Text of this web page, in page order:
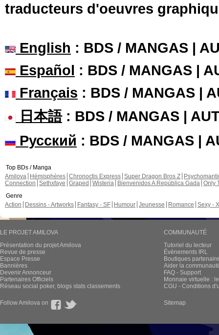
traducteurs d'oeuvres
English : BDS / MANGAS |
Español : BDS / MANGAS |
Français : BDS / MANGAS |
日本語: BDS / MANGAS |
Русский : BDS / MANGAS |
Top BDs / Manga
Amilova
Hémisphères Chronoctis Express Super Dragon Bros Z
Connection Sethxfaye Graped Wisteria Bienvenidos A República Gada Only
Genre
Action
Dessins - Artworks Fantasy - SF Humour Jeunesse Romance Sexy -
LE PROJET AMILOVA
Présentation du projet Amilova
Revue de presse
Espace Presse
Bannières
Devenir Annonceur
Partenaires Officiels
Réseau social poker, blogs stats classements
COMMUNAUTÉ
Tutoriel du lecteur
Évènements IRL
Boutiques
Aider la
FAQ - Support
Monnaie virtuelle :
CGU - Conditions
Follow Amilova on Sitemap